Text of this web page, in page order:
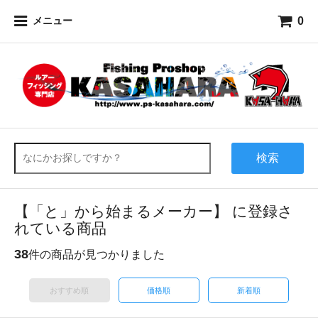
メニュー 0
検索
【「と」から始まるメーカー】 に登録さ
れている商品
38件の商品が見つかりました
おすすめ順 価格順 新着順